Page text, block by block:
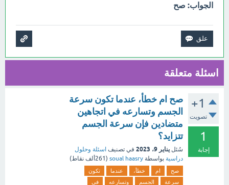
الجواب: صح
اسئلة متعلقة
+1
تصويت
1
إجابة
صح ام خطأ، عندما تكون سرعة
الجسم وتسارعه في اتجاهين
متضادين فإن سرعة الجسم
تتزايد؟
سُئل يناير 9، 2023 في تصنيف اسئلة وحلول
دراسية بواسطة soual haasry
( 261ألف نقاط)
صح ام خطأ، عندما
تكون
سرعة
الجسم وتسارعه
في